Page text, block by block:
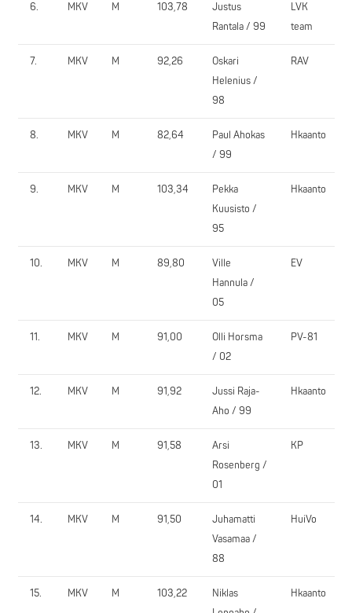
6. MKV M 103,78
Justus
Rantala / 99
LVK
team
7. MKV M 92,26
Oskari
Helenius /
98
RAV
8. MKV M 82,64
Paul Ahokas
/ 99
Hkaanto
9. MKV M 103,34
Pekka
Kuusisto /
95
Hkaanto
10. MKV M 89,80
Ville
Hannula /
05
EV
11. MKV M 91,00
Olli Horsma
/ 02
PV-81
12. MKV M 91,92
Jussi Raja-
Aho / 99
Hkaanto
13. MKV M 91,58
Arsi
Rosenberg /
01
KP
14. MKV M 91,50
Juhamatti
Vasamaa /
88
HuiVo
15. MKV M 103,22
Niklas
Hkaanto